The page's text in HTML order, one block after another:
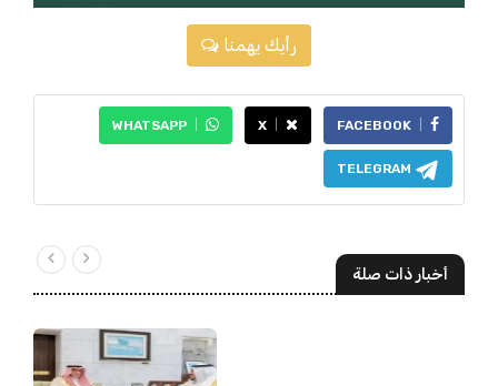
رأيك يهمنا
FACEBOOK
X
WHATSAPP
TELEGRAM
أخبار ذات صلة